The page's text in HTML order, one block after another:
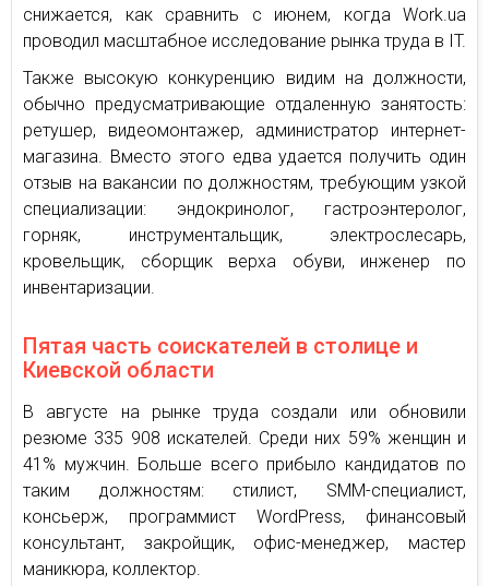
снижается, как сравнить с июнем, когда Work.ua
проводил масштабное исследование рынка труда в IT.
Также высокую конкуренцию видим на должности,
обычно предусматривающие отдаленную занятость:
ретушер, видеомонтажер, администратор интернет-
магазина. Вместо этого едва удается получить один
отзыв на вакансии по должностям, требующим узкой
специализации: эндокринолог, гастроэнтеролог,
горняк, инструментальщик, электрослесарь,
кровельщик, сборщик верха обуви, инженер по
инвентаризации.
Пятая часть соискателей в столице и
Киевской области
В августе на рынке труда создали или обновили
резюме 335 908 искателей. Среди них 59% женщин и
41% мужчин. Больше всего прибыло кандидатов по
таким должностям: стилист, SMM-специалист,
консьерж, программист WordPress, финансовый
консультант, закройщик, офис-менеджер, мастер
маникюра, коллектор.